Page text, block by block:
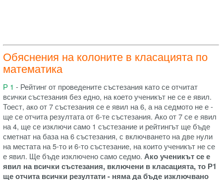
Обяснения на колоните в класацията по
математика
Р 1 - Рейтинг от проведените състезания като се отчитат
всички състезания без едно, на което ученикът не се е явил.
Тоест, ако от 7 състезания се е явил на 6, а на седмото не е -
ще се отчита резултата от 6-те състезания. Ако от 7 се е явил
на 4, ще се изключи само 1 състезание и рейтингът ще бъде
сметнат на база на 6 състезания, с включването на две нули
на местата на 5-то и 6-то състезание, на които ученикът не се
е явил. Ще бъде изключено само седмо. Ако ученикът се е
явил на всички състезания, включени в класацията, то Р1
ще отчита всички резултати - няма да бъде изключвано